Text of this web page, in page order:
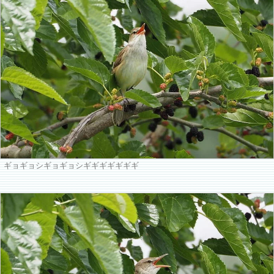
ギョギョシギョギョシギギギギギギギ